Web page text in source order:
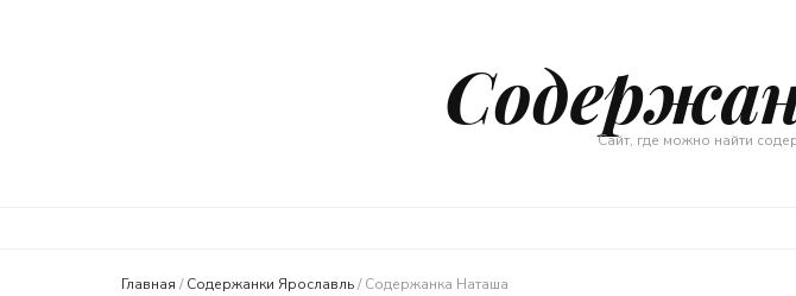
Сайт, где можно найти
Главная / Содержанки Ярославль/ Содержанка Наташа